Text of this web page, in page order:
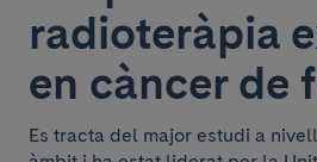
radioteràpia
en càncer de
Es tracta del major estudi a